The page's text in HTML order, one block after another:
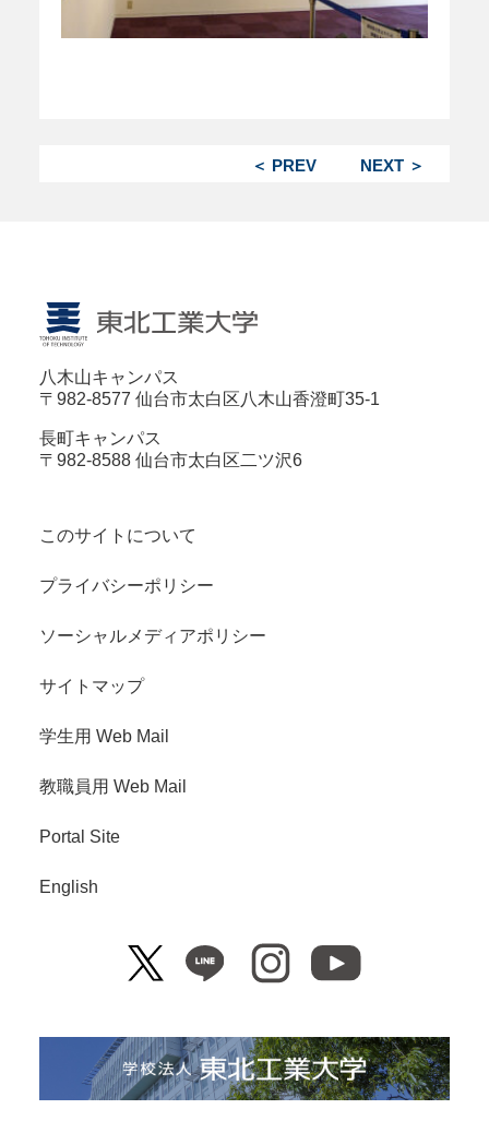
NEXT ＞
＜ PREV
八木山キャンパス
〒982-8577 仙台市太白区八木山香澄町35-1
長町キャンパス
〒982-8588 仙台市太白区二ツ沢6
このサイトについて
プライバシーポリシー
ソーシャルメディアポリシー
サイトマップ
学生用 Web Mail
教職員用 Web Mail
Portal Site
English